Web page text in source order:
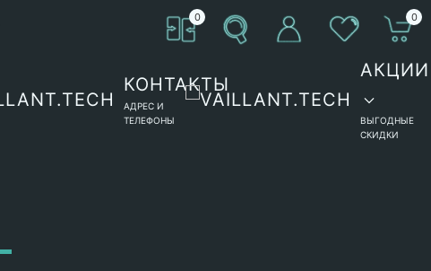
0 0
КОНТАКТЫ
АДРЕС И
ТЕЛЕФОНЫ
АКЦИИ
ВЫГОДНЫЕ
СКИДКИ